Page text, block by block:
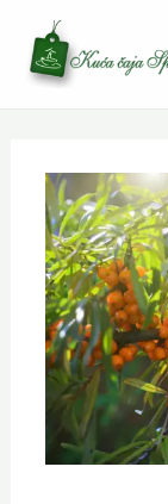
content